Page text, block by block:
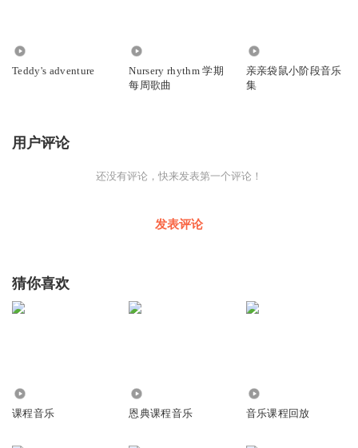
Teddy's adventure
Nursery rhythm 学期
每周歌曲
亲亲袋鼠小阶段音乐
集
用户评论
还没有评论，快来发表第一个评论！
发表评论
猜你喜欢
课程音乐 恩典课程音乐 音乐课程回放